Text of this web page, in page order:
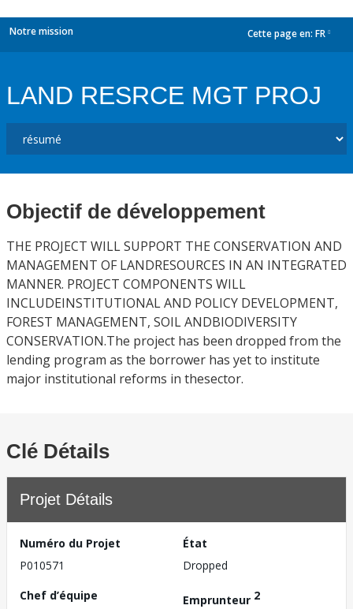
Notre mission Cette page en: FR
LAND RESRCE MGT PROJ
Objectif de développement
THE PROJECT WILL SUPPORT THE CONSERVATION AND
MANAGEMENT OF LANDRESOURCES IN AN INTEGRATED
MANNER. PROJECT COMPONENTS WILL
INCLUDEINSTITUTIONAL AND POLICY DEVELOPMENT,
FOREST MANAGEMENT, SOIL ANDBIODIVERSITY
CONSERVATION.The project has been dropped from the
lending program as the borrower has yet to institute
major institutional reforms in thesector.
Clé Détails
Projet Détails
Numéro du Projet
P010571
État
Dropped
Chef d’équipe
Emprunteur 2